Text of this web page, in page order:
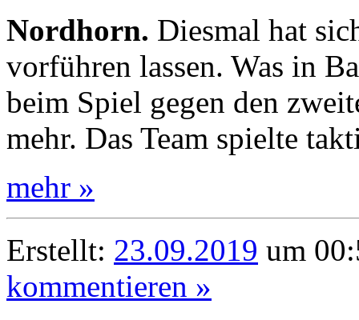
Nordhorn. Diesmal hat
vorführen lassen. Was in
beim Spiel gegen den
mehr. Das Team spielte
mehr »
Erstellt: 23.09.2019 um
kommentieren »